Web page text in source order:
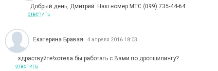
Добрый день, Дмитрий. Наш номер MTС (099) 735-44-64
ответить
Екатерина Бравая 4 апреля 2016 18:03
здраствуйте!хотела бы работать с Вами по дропшипингу?
ответить